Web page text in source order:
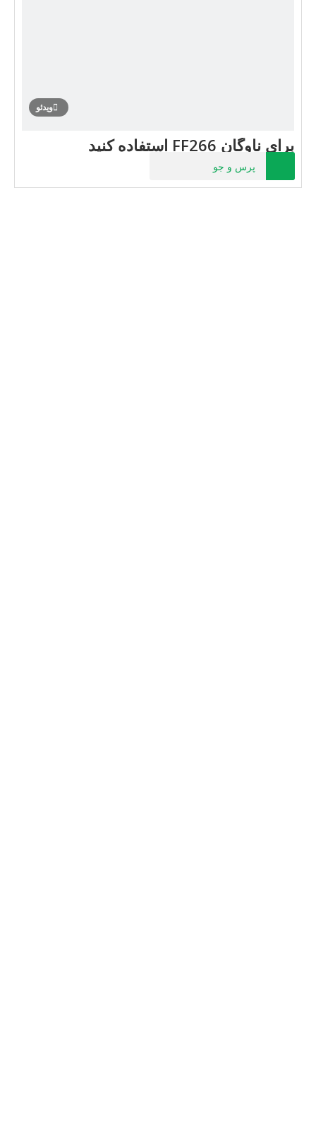
ویدئو
برای ناوگان FF266 استفاده کنید
پرس و جو